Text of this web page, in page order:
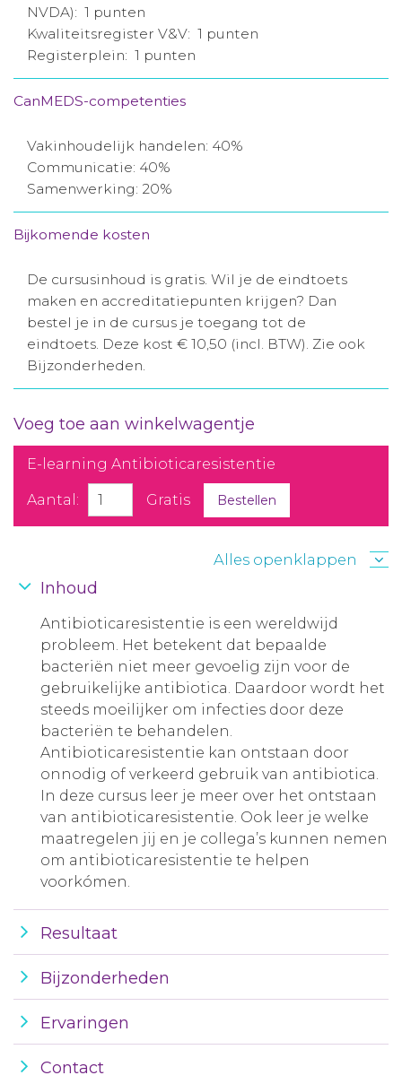
NVDA): 1 punten
Kwaliteitsregister V&V: 1 punten
Registerplein: 1 punten
CanMEDS-competenties
Vakinhoudelijk handelen: 40%
Communicatie: 40%
Samenwerking: 20%
Bijkomende kosten
De cursusinhoud is gratis. Wil je de eindtoets
maken en accreditatiepunten krijgen? Dan
bestel je in de cursus je toegang tot de
eindtoets. Deze kost € 10,50 (incl. BTW). Zie ook
Bijzonderheden.
Voeg toe aan winkelwagentje
E-learning Antibioticaresistentie
Aantal: Gratis Bestellen
Alles openklappen
Inhoud
Antibioticaresistentie is een wereldwijd
probleem. Het betekent dat bepaalde
bacteriën niet meer gevoelig zijn voor de
gebruikelijke antibiotica. Daardoor wordt het
steeds moeilijker om infecties door deze
bacteriën te behandelen.
Antibioticaresistentie kan ontstaan door
onnodig of verkeerd gebruik van antibiotica.
In deze cursus leer je meer over het ontstaan
van antibioticaresistentie. Ook leer je welke
maatregelen jij en je collega’s kunnen nemen
om antibioticaresistentie te helpen
voorkómen.
Resultaat
Bijzonderheden
Ervaringen
Contact